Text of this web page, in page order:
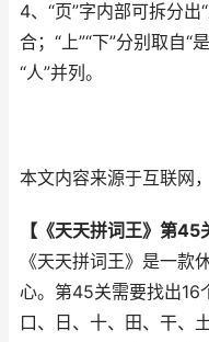
4、“页”字内部可拆分出“
合；“上”“下”分别取自“
“人”并列。
本文内容来源于互联网
【《天天拼词王》第45
《天天拼词王》是一款
心。第45关需要找出16
口、日、十、田、干、